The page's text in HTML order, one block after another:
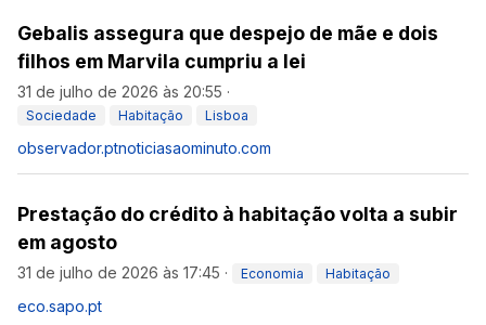
Gebalis assegura que despejo de mãe e dois
filhos em Marvila cumpriu a lei
31 de julho de 2026 às 20:55 ·
Sociedade Habitação Lisboa
observador.ptnoticiasaominuto.com
Prestação do crédito à habitação volta a subir
em agosto
31 de julho de 2026 às 17:45 · Economia Habitação
eco.sapo.pt